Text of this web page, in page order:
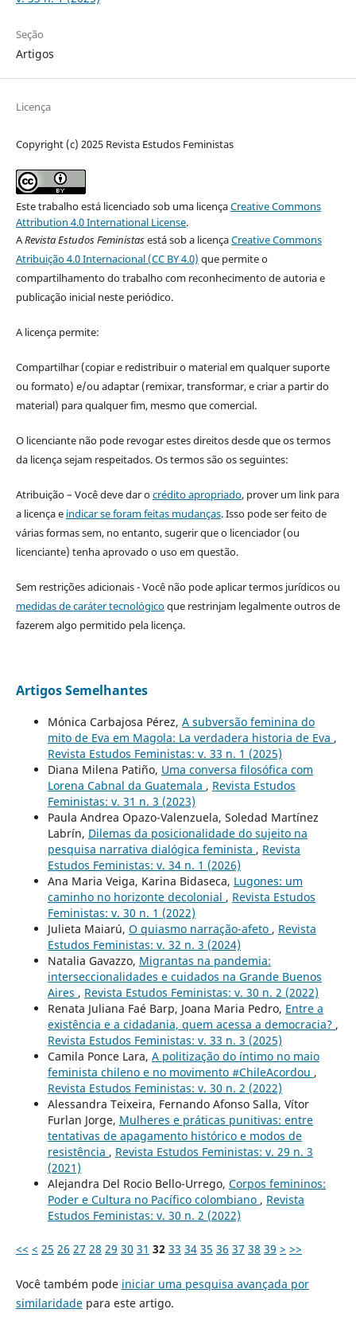
Seção
Artigos
Licença
Copyright (c) 2025 Revista Estudos Feministas
Este trabalho está licenciado sob uma licençaCreative Commons
Attribution 4.0 International License.
ARevista Estudos Feministasestá sob a licençaCreative Commons
Atribuição 4.0 Internacional (CC BY 4.0) que permite o
compartilhamento do trabalho com reconhecimento de autoria e
publicação inicial neste periódico.
A licença permite:
Compartilhar (copiar e redistribuir o material em qualquer suporte
ou formato) e/ou adaptar (remixar, transformar, e criar a partir do
material) para qualquer fim, mesmo que comercial.
O licenciante não pode revogar estes direitos desde que os termos
da licença sejam respeitados. Os termos são os seguintes:
Atribuição – Você deve dar ocrédito apropriado, prover um link para
a licença e indicar se foram feitas mudanças. Isso pode ser feito de
várias formas sem, no entanto, sugerir que o licenciador (ou
licenciante) tenha aprovado o uso em questão.
Sem restrições adicionais - Você não pode aplicar termos jurídicos ou
medidas de caráter tecnológicoque restrinjam legalmente outros de
fazerem algo permitido pela licença.
Artigos Semelhantes
Mónica Carbajosa Pérez, A subversão feminina do
mito de Eva em Magola: La verdadera historia de Eva ,
Revista Estudos Feministas: v. 33 n. 1 (2025)
Diana Milena Patiño, Uma conversa filosófica com
Lorena Cabnal da Guatemala , Revista Estudos
Feministas: v. 31 n. 3 (2023)
Paula Andrea Opazo-Valenzuela, Soledad Martínez
Labrín, Dilemas da posicionalidade do sujeito na
pesquisa narrativa dialógica feminista , Revista
Estudos Feministas: v. 34 n. 1 (2026)
Ana Maria Veiga, Karina Bidaseca, Lugones: um
caminho no horizonte decolonial , Revista Estudos
Feministas: v. 30 n. 1 (2022)
Julieta Maiarú, O quiasmo narração-afeto , Revista
Estudos Feministas: v. 32 n. 3 (2024)
Natalia Gavazzo, Migrantas na pandemia:
interseccionalidades e cuidados na Grande Buenos
Aires , Revista Estudos Feministas: v. 30 n. 2 (2022)
Renata Juliana Faé Barp, Joana Maria Pedro, Entre a
existência e a cidadania, quem acessa a democracia? ,
Revista Estudos Feministas: v. 33 n. 3 (2025)
Camila Ponce Lara, A politização do íntimo no maio
feminista chileno e no movimento #ChileAcordou ,
Revista Estudos Feministas: v. 30 n. 2 (2022)
Alessandra Teixeira, Fernando Afonso Salla, Vítor
Furlan Jorge, Mulheres e práticas punitivas: entre
tentativas de apagamento histórico e modos de
resistência , Revista Estudos Feministas: v. 29 n. 3
(2021)
Alejandra Del Rocio Bello-Urrego, Corpos femininos:
Poder e Cultura no Pacífico colombiano , Revista
Estudos Feministas: v. 30 n. 2 (2022)
<< < 25 26 27 28 29 30 31 32 33 34 35 36 37 38 39 > >>
Você também pode iniciar uma pesquisa avançada por
similaridadepara este artigo.